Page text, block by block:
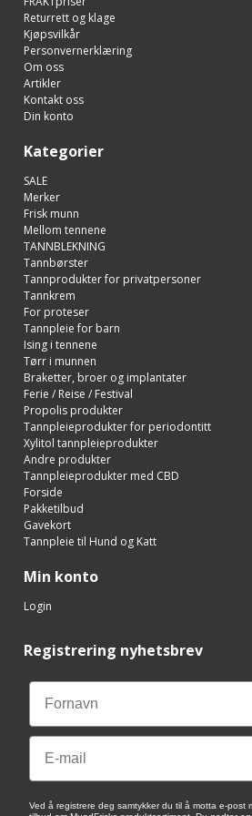
Returrett og klage
Kjøpsvilkår
Personvernerklæring
Om oss
Artikler
Kontakt oss
Din konto
Kategorier
SALE
Merker
Frisk munn
Mellom tennene
TANNBLEKNING
Tannbørster
Tannprodukter for privatpersoner
Tannkrem
For proteser
Tannpleie for barn
Ising i tennene
Tørr i munnen
Braketter, broer og implantater
Ferie / Reise / Festival
Propolis produkter
Tannpleieprodukter for periodontitt
Xylitol tannpleieprodukter
Andre produkter
Tannpleieprodukter med CBD
Forside
Pakketilbud
Gavekort
Tannpleie til Hund og Katt
Min konto
Login
Registrering nyhetsbrev
Email
Ved å registrere deg samtykker du til å motta e-post